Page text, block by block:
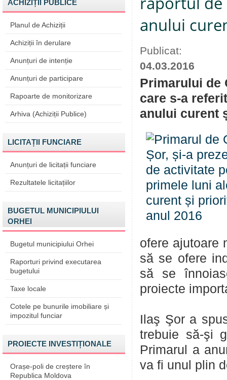
ACHIZIȚII PUBLICE
Planul de Achiziții
Achiziții în derulare
Anunțuri de intenție
Anunțuri de participare
Rapoarte de monitorizare
Arhiva (Achiziții Publice)
LICITAȚII FUNCIARE
Anunțuri de licitații funciare
Rezultatele licitațiilor
BUGETUL MUNICIPIULUI
ORHEI
Bugetul municipiului Orhei
Raporturi privind executarea
bugetului
Taxe locale
Cotele pe bunurile imobiliare și
impozitul funciar
PROIECTE INVESTIȚIONALE
Orașe-poli de creștere în
Republica Moldova
anului
Publicat:
04.03.2016
Primarului de
care s-a
anului curent
ofere ajutoare
să se ofere
să se
proiecte
Ilaş Şor a
trebuie să-şi
Primarul a
va fi unul plin